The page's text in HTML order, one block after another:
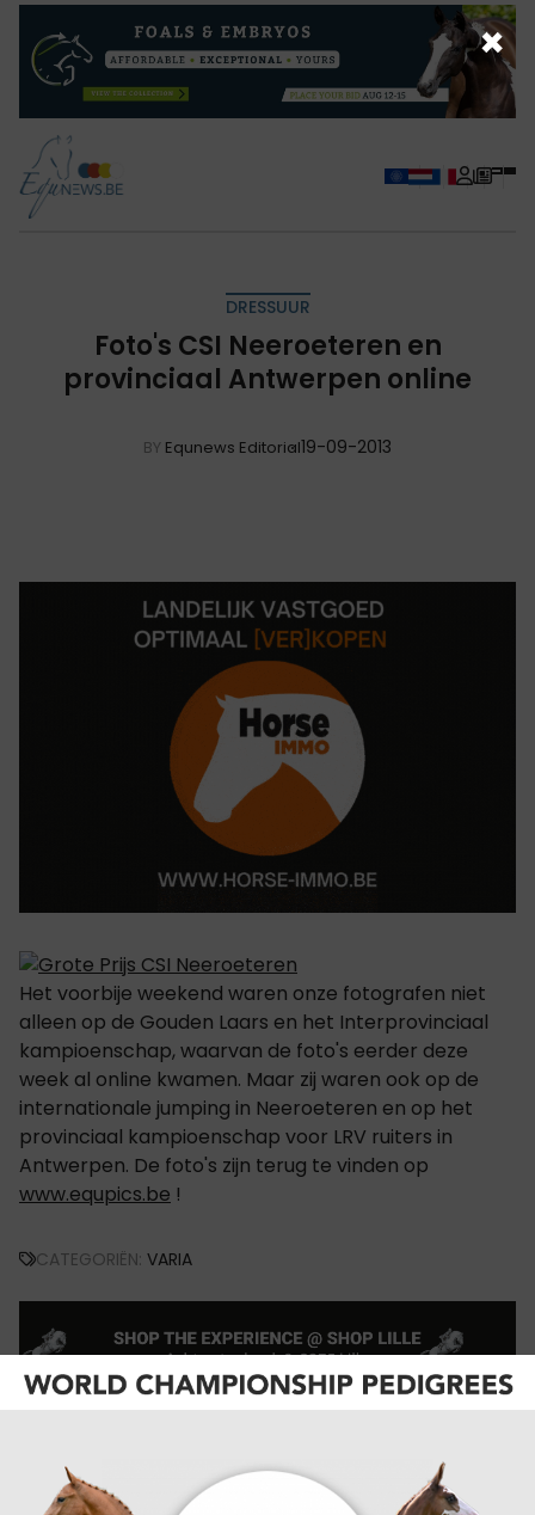
DRESSUUR
Foto's CSI Neeroeteren en
provinciaal Antwerpen online
BY Equnews Editorial19-09-2013
Het voorbije weekend waren onze fotografen niet
alleen op de Gouden Laars en het Interprovinciaal
kampioenschap, waarvan de foto's eerder deze
week al online kwamen. Maar zij waren ook op de
internationale jumping in Neeroeteren en op het
provinciaal kampioenschap voor LRV ruiters in
Antwerpen. De foto's zijn terug te vinden op
www.equpics.be !
CATEGORIËN: VARIA
VORIGE
×